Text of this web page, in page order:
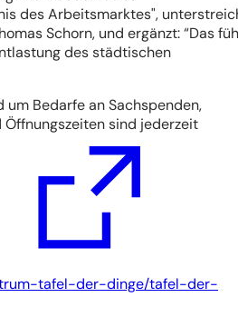
des Arbeitsmarktes",
Schorn, und ergänzt: “Das
des städtischen
Bedarfe an Sachspenden,
sind jederzeit
tafel-der-dinge/tafel-der-